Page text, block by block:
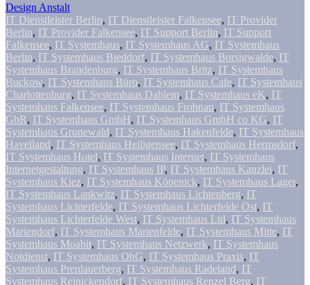
Design Anstalt
IT Dienstleister Berlin, IT Dienstleister Falkensee, IT Provider
Berlin, IT Provider Falkensee, IT Support Berlin, IT Support
Falkensee, IT Systemhaus, IT Systemhaus AG, IT Systemhaus
Berlin, IT Systemhaus Bieddorf, IT Systemhaus Borsigwalde, IT
Systemhaus Brandenburg, IT Systemhaus Britz, IT Systemhaus
Buckow, IT Systemhaus Büro, IT Systemhaus Cafe, IT Systemhaus
Charlottenburg, IT Systemhaus Dahlem, IT Systemhaus eK, IT
Systemhaus Falkensee, IT Systemhaus Frohnau, IT Systemhaus
GbR, IT Systemhaus GmbH, IT Systemhaus GmbH co KG, IT
Systemhaus Grunewald, IT Systemhaus Hakenfelde, IT Systemhaus
Havelland, IT Systemhaus Heiligensee, IT Systemhaus Hermsdorf,
IT Systemhaus Hotel, IT Systemhaus Internet, IT Systemhaus
Internetgestaltung, IT Systemhaus IP, IT Systemhaus Kanzlei, IT
Systemhaus Kiez, IT Systemhaus Köpenick, IT Systemhaus Lager,
IT Systemhaus Lankwitz, IT Systemhaus Lichtenberg, IT
Systemhaus Lichterfelde, IT Systemhaus Lichterfelde Ost, IT
Systemhaus Lichterfelde West, IT Systemhaus Ltd, IT Systemhaus
Mariendorf, IT Systemhaus Marienfelde, IT Systemhaus Mitte, IT
Systemhaus Moabit, IT Systemhaus Netzwerk, IT Systemhaus
Notdienst, IT Systemhaus OhG, IT Systemhaus Praxis, IT
Systemhaus Prenlauerberg, IT Systemhaus Radeland, IT
Systemhaus Reinickendorf, IT Systemhaus Renzel Berg, IT